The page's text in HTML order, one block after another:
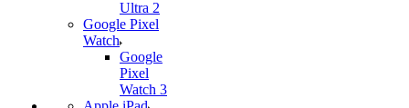
Ultra 2
Google Pixel
Watch
Google
Pixel
Watch 3